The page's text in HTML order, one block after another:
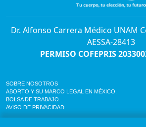
Dr. Alfonso Carrera Médico UNAM
AESSA-28413
PERMISO COFEPRIS
SOBRE NOSOTROS
ABORTO Y SU MARCO LEGAL EN MÉXICO.
BOLSA DE TRABAJO
AVISO DE PRIVACIDAD